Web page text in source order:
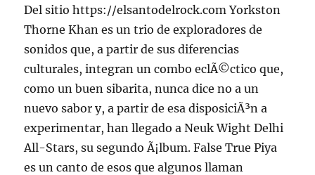
Del sitio https://elsantodelrock.com Yorkston
Thorne Khan es un trio de exploradores de
sonidos que, a partir de sus diferencias
culturales, integran un combo eclÃ©ctico que,
como un buen sibarita, nunca dice no a un
nuevo sabor y, a partir de esa disposiciÃ³n a
experimentar, han llegado a Neuk Wight Delhi
All-Stars, su segundo Ã¡lbum. False True Piya
es un canto de esos que algunos llaman